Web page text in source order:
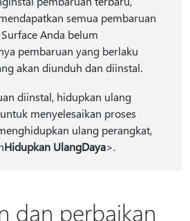
semua pembaruan
Anda belum
pembaruan yang berlaku
akan diunduh dan diinstal.
diinstal, hidupkan ulang
menyelesaikan proses
ulang perangkat,
Hidupkan UlangDaya>.
dan perbaikan